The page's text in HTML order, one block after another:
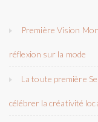
Première Vision
réflexion sur la mode
La toute première
célébrer la créativité